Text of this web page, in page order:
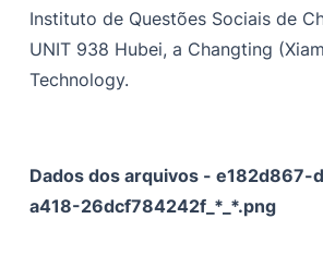
Instituto de Questões Sociais de
UNIT 938 Hubei, a Changting
Technology.
Dados dos arquivos -
a418-26dcf784242f_*_*.png